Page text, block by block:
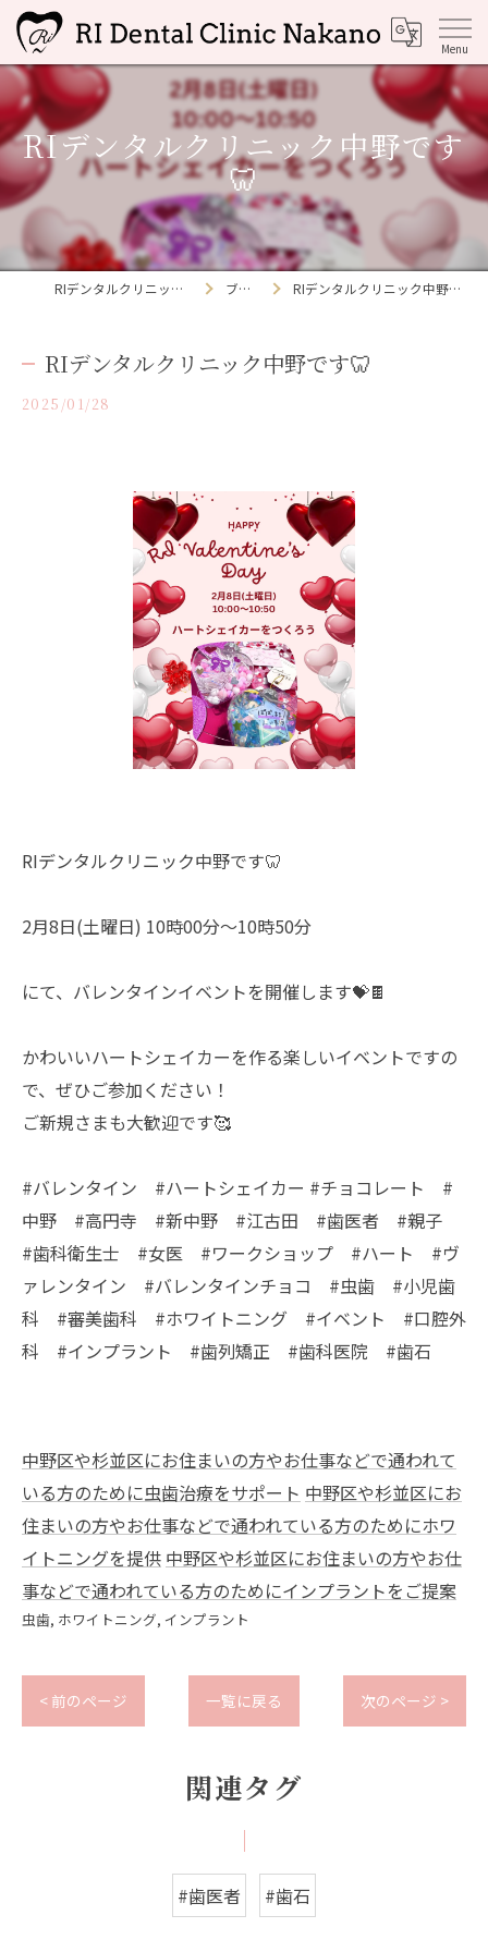
RIデンタルクリニック中野です
🦷
RIデンタルクリニック中野 ブログ RIデンタルクリニック中野です🦷
RIデンタルクリニック中野です🦷
2025/01/28
RIデンタルクリニック中野です🦷
2月8日(土曜日) 10時00分〜10時50分
にて、バレンタインイベントを開催します💝🍫
かわいいハートシェイカーを作る楽しいイベントですの
で、ぜひご参加ください！
ご新規さまも大歓迎です🥰
#バレンタイン #ハートシェイカー #チョコレート #
中野 #高円寺 #新中野 #江古田 #歯医者 #親子
#歯科衛生士 #女医 #ワークショップ #ハート #ヴ
ァレンタイン #バレンタインチョコ #虫歯 #小児歯
科 #審美歯科 #ホワイトニング #イベント #口腔外
科 #インプラント #歯列矯正 #歯科医院 #歯石
中野区や杉並区にお住まいの方やお仕事などで通われて
いる方のために虫歯治療をサポート 中野区や杉並区にお
住まいの方やお仕事などで通われている方のためにホワ
イトニングを提供 中野区や杉並区にお住まいの方やお仕
事などで通われている方のためにインプラントをご提案
虫歯 ホワイトニング インプラント
< 前のページ 一覧に戻る 次のページ >
関連タグ
#歯医者 #歯石